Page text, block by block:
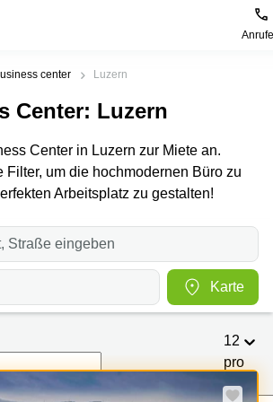
center Luzern
Center: Luzern
Center in Luzern zur Miete an.
Filter, um die hochmodernen Büro zu
Arbeitsplatz zu gestalten!
Karte
12
pro
Seite